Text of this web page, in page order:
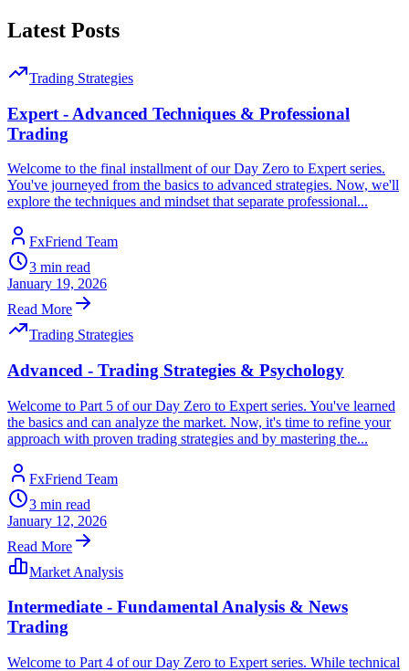
Latest Posts
Trading Strategies
Expert - Advanced Techniques & Professional
Trading
Welcome to the final installment of our Day Zero to Expert series.
You've journeyed from the basics to advanced strategies. Now, we'll
explore the techniques and mindset that separate professional...
FxFriend Team
3 min read
January 19, 2026
Read More
Trading Strategies
Advanced - Trading Strategies & Psychology
Welcome to Part 5 of our Day Zero to Expert series. You've learned
the basics and can analyze the market. Now, it's time to refine your
approach with proven trading strategies and by mastering the...
FxFriend Team
3 min read
January 12, 2026
Read More
Market Analysis
Intermediate - Fundamental Analysis & News
Trading
Welcome to Part 4 of our Day Zero to Expert series. While technical